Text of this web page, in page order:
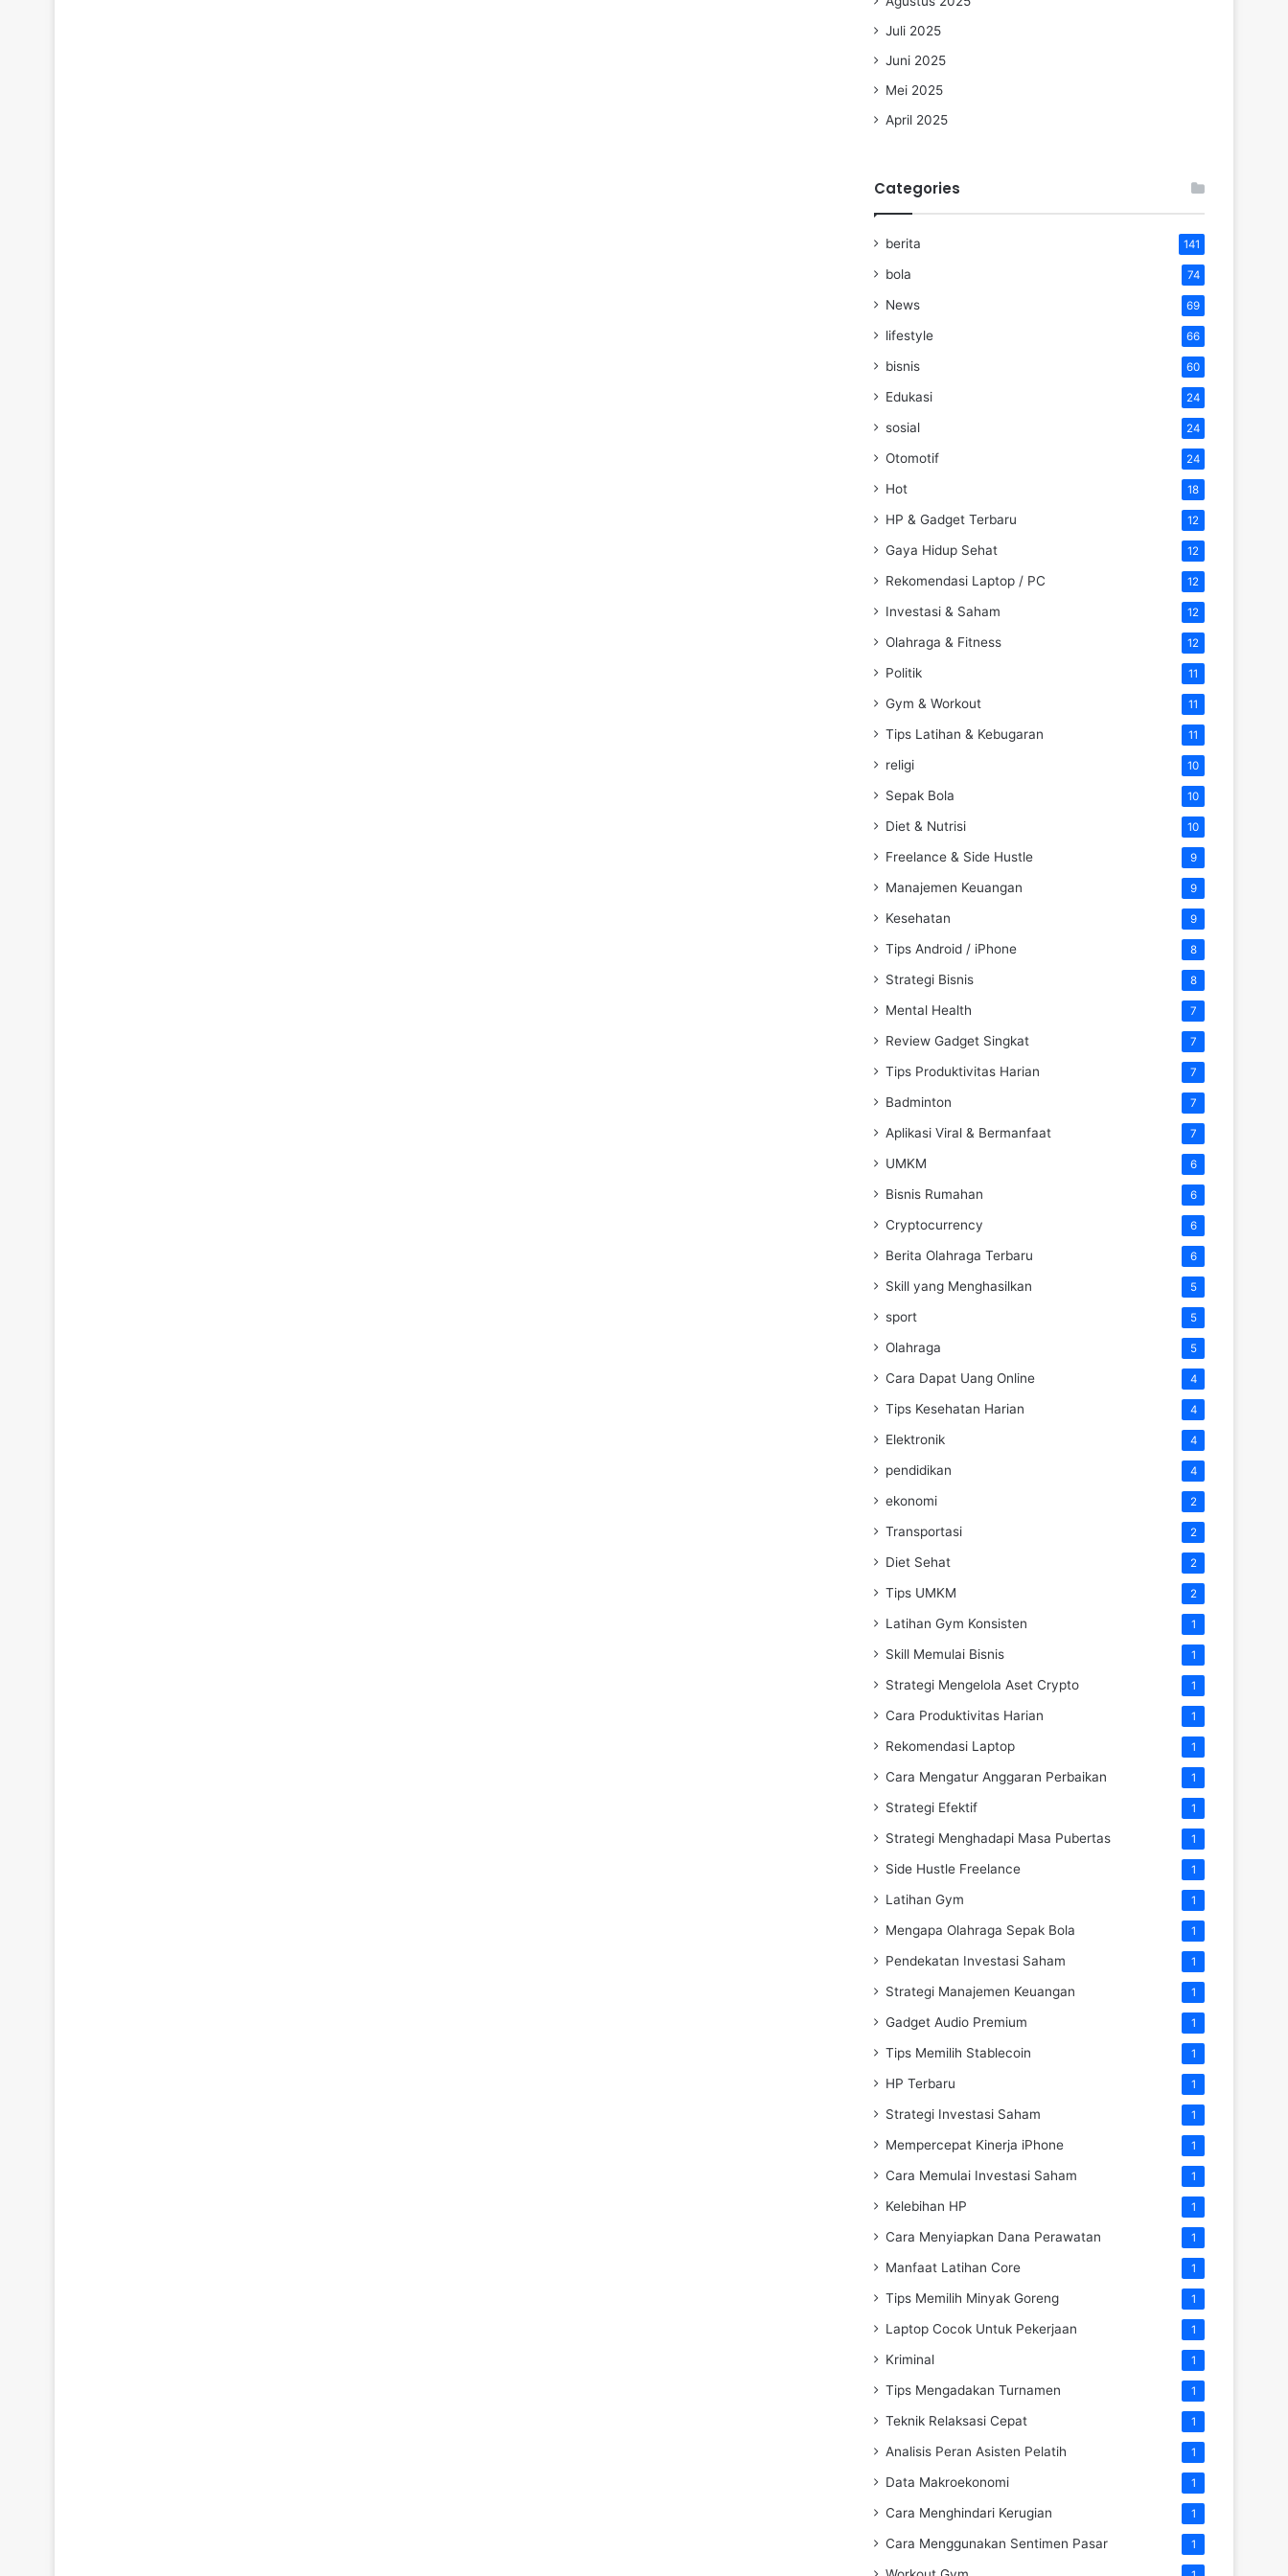
Juli 2025
Juni 2025
Mei 2025
April 2025
Categories
berita 141
bola 74
News 69
lifestyle 66
bisnis 60
Edukasi 24
sosial 24
Otomotif 24
Hot 18
HP & Gadget Terbaru 12
Gaya Hidup Sehat 12
Rekomendasi Laptop / PC 12
Investasi & Saham 12
Olahraga & Fitness 12
Politik 11
Gym & Workout 11
Tips Latihan & Kebugaran 11
religi 10
Sepak Bola 10
Diet & Nutrisi 10
Freelance & Side Hustle 9
Manajemen Keuangan 9
Kesehatan 9
Tips Android / iPhone 8
Strategi Bisnis 8
Mental Health 7
Review Gadget Singkat 7
Tips Produktivitas Harian 7
Badminton 7
Aplikasi Viral & Bermanfaat 7
UMKM 6
Bisnis Rumahan 6
Cryptocurrency 6
Berita Olahraga Terbaru 6
Skill yang Menghasilkan 5
sport 5
Olahraga 5
Cara Dapat Uang Online 4
Tips Kesehatan Harian 4
Elektronik 4
pendidikan 4
ekonomi 2
Transportasi 2
Diet Sehat 2
Tips UMKM 2
Latihan Gym Konsisten 1
Skill Memulai Bisnis 1
Strategi Mengelola Aset Crypto 1
Cara Produktivitas Harian 1
Rekomendasi Laptop 1
Cara Mengatur Anggaran Perbaikan 1
Strategi Efektif 1
Strategi Menghadapi Masa Pubertas 1
Side Hustle Freelance 1
Latihan Gym 1
Mengapa Olahraga Sepak Bola 1
Pendekatan Investasi Saham 1
Strategi Manajemen Keuangan 1
Gadget Audio Premium 1
Tips Memilih Stablecoin 1
HP Terbaru 1
Strategi Investasi Saham 1
Mempercepat Kinerja iPhone 1
Cara Memulai Investasi Saham 1
Kelebihan HP 1
Cara Menyiapkan Dana Perawatan 1
Manfaat Latihan Core 1
Tips Memilih Minyak Goreng 1
Laptop Cocok Untuk Pekerjaan 1
Kriminal 1
Tips Mengadakan Turnamen 1
Teknik Relaksasi Cepat 1
Analisis Peran Asisten Pelatih 1
Data Makroekonomi 1
Cara Menghindari Kerugian 1
Cara Menggunakan Sentimen Pasar 1